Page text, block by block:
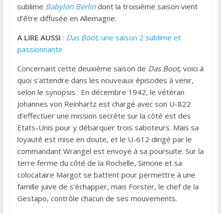
sublime Babylon Berlindont la troisième saison vient
d’être diffusée en Allemagne.
A LIRE AUSSI : Das Boot, une saison 2 sublime et
passionnante
Concernant cette deuxième saison de Das Boot, voici à
quoi s’attendre dans les nouveaux épisodes à venir,
selon le synopsis : En décembre 1942, le vétéran
Johannes von Reinhartz est chargé avec son U-822
d’effectuer une mission secrète sur la côté est des
Etats-Unis pour y débarquer trois saboteurs. Mais sa
loyauté est mise en doute, et le U-612 dirigé par le
commandant Wrangel est envoyé à sa poursuite. Sur la
terre ferme du côté de la Rochelle, Simone et sa
colocataire Margot se battent pour permettre à une
famille juive de s’échapper, mais Forster, le chef de la
Gestapo, contrôle chacun de ses mouvements.